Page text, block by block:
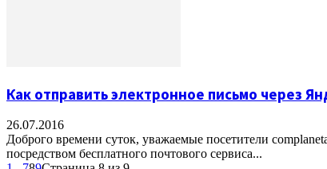
Как отправить электронное письмо через
26.07.2016
Доброго времени суток, уважаемые посетители
посредством бесплатного почтового сервиса...